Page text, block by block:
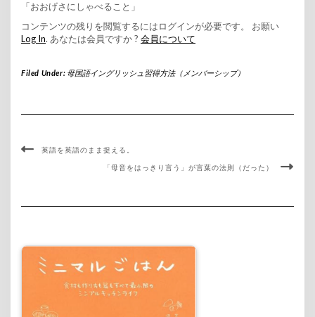
「おおげさにしゃべること」
コンテンツの残りを閲覧するにはログインが必要です。 お願い
Log In. あなたは会員ですか ? 会員について
Filed Under: 母国語イングリッシュ習得方法（メンバーシップ）
英語を英語のまま捉える。
「母音をはっきり言う」が言葉の法則（だった）